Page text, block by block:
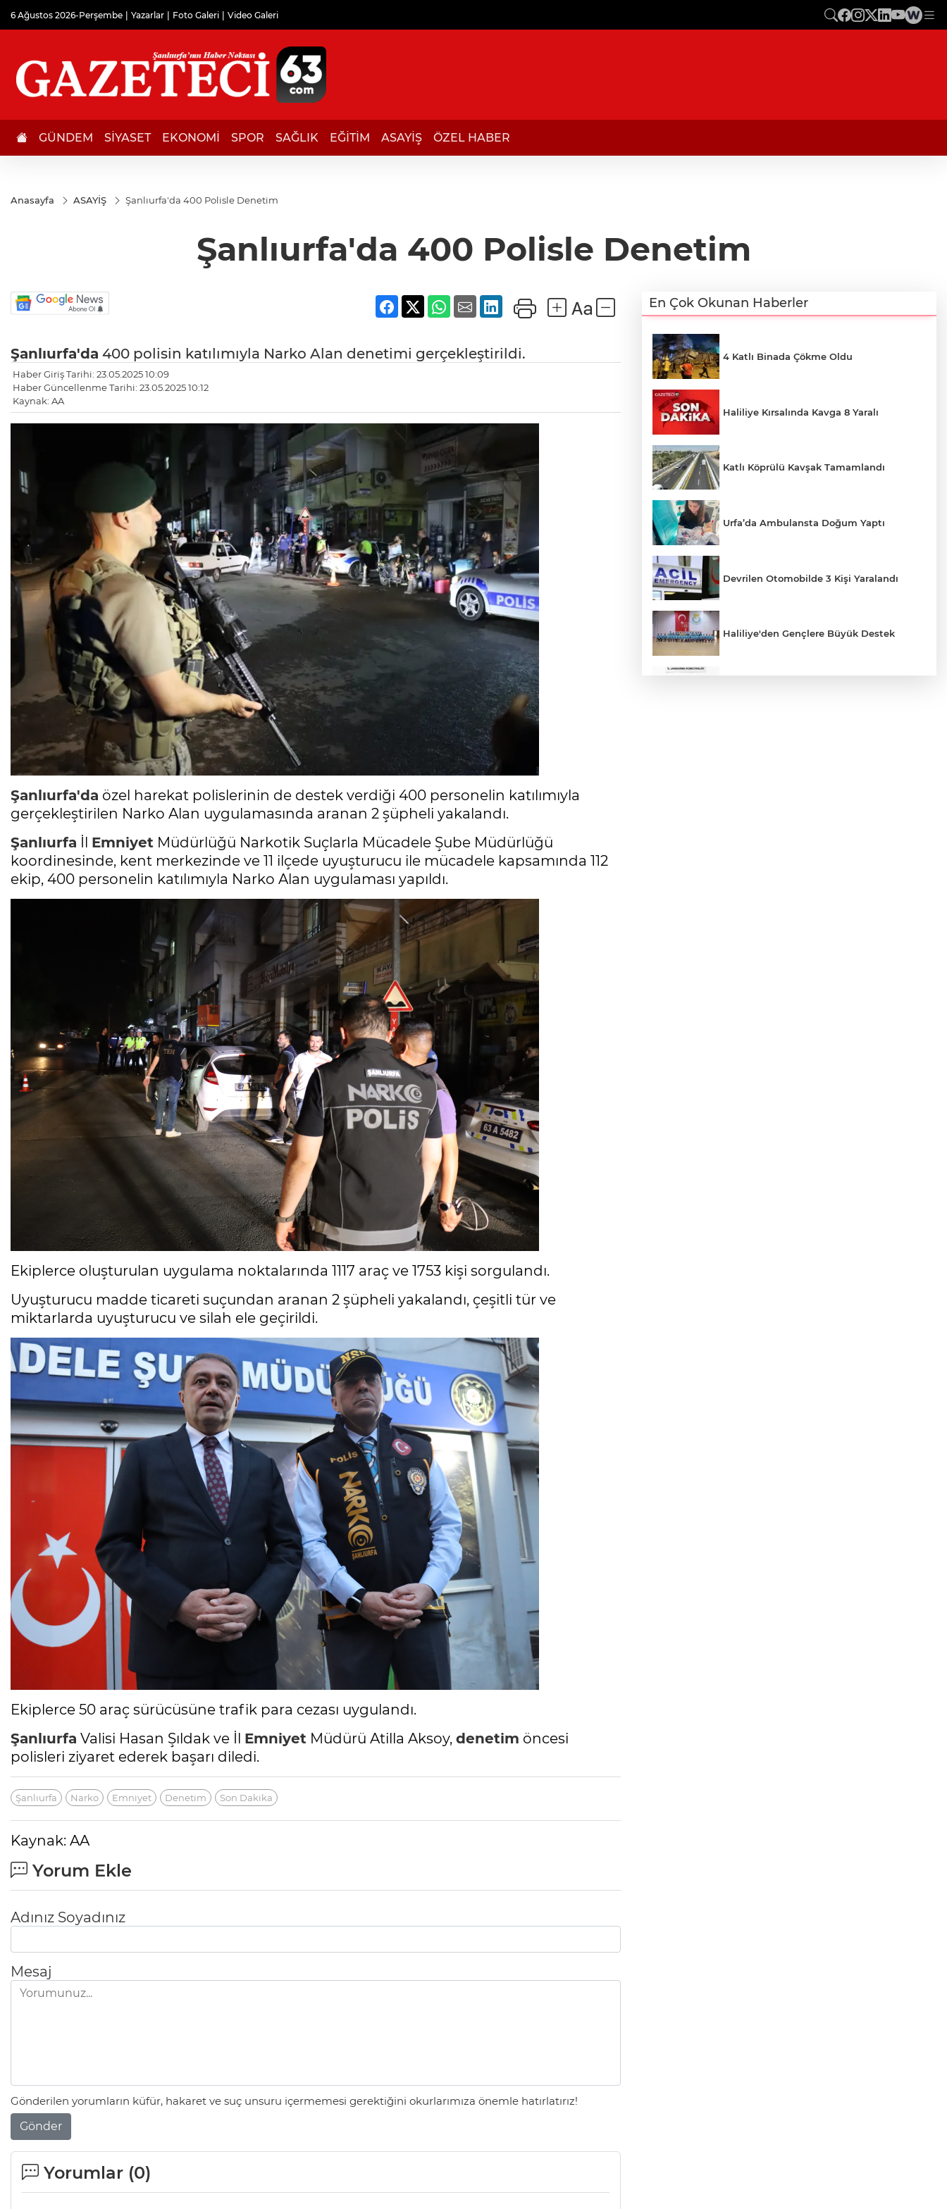
6 Ağustos 2026-Perşembe Yazarlar Foto Galeri Video Galeri
GÜNDEM SİYASET EKONOMİ SPOR SAĞLIK EĞİTİM ASAYİŞ ÖZEL HABER
Anasayfa ASAYİŞ Şanlıurfa'da 400 Polisle Denetim
Şanlıurfa'da 400 Polisle Denetim
Şanlıurfa'da 400 polisin katılımıyla Narko Alan denetimi gerçekleştirildi.
Haber Giriş Tarihi: 23.05.2025 10:09
Haber Güncellenme Tarihi: 23.05.2025 10:12
Kaynak: AA
Şanlıurfa'da özel harekat polislerinin de destek verdiği 400 personelin katılımıyla
gerçekleştirilen Narko Alan uygulamasında aranan 2 şüpheli yakalandı.
Şanlıurfa İl Emniyet Müdürlüğü Narkotik Suçlarla Mücadele Şube Müdürlüğü
koordinesinde, kent merkezinde ve 11 ilçede uyuşturucu ile mücadele kapsamında 112
ekip, 400 personelin katılımıyla Narko Alan uygulaması yapıldı.
Ekiplerce oluşturulan uygulama noktalarında 1117 araç ve 1753 kişi sorgulandı.
Uyuşturucu madde ticareti suçundan aranan 2 şüpheli yakalandı, çeşitli tür ve
miktarlarda uyuşturucu ve silah ele geçirildi.
Ekiplerce 50 araç sürücüsüne trafik para cezası uygulandı.
Şanlıurfa Valisi Hasan Şıldak ve İl Emniyet Müdürü Atilla Aksoy, denetim öncesi
polisleri ziyaret ederek başarı diledi.
Şanlıurfa Narko Emniyet Denetim Son Dakika
Kaynak: AA
Yorum Ekle
Adınız Soyadınız
Mesaj
Gönderilen yorumların küfür, hakaret ve suç unsuru içermemesi gerektiğini okurlarımıza önemle hatırlatırız!
Gönder
Yorumlar (0)
En Çok Okunan Haberler
4 Katlı Binada Çökme Oldu
Haliliye Kırsalında Kavga 8 Yaralı
Katlı Köprülü Kavşak Tamamlandı
Urfa’da Ambulansta Doğum Yaptı
Devrilen Otomobilde 3 Kişi Yaralandı
Haliliye'den Gençlere Büyük Destek